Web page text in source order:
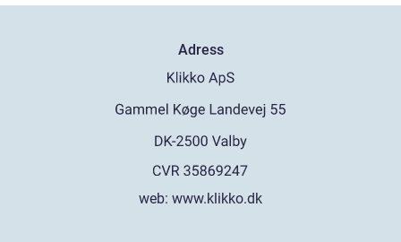
Adress
web: www.klikko.dk